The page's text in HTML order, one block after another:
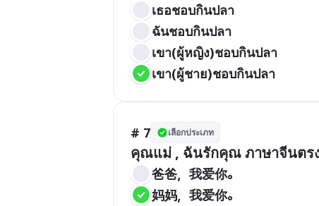
เธอชอบกินปลา
ฉันชอบกินปลา
เขา(ผู้หญิง)ชอบกินปลา
เขา(ผู้ชาย)ชอบกินปลา
# 7 เลือกประเภท
爸爸，我爱你。
妈妈，我爱你。